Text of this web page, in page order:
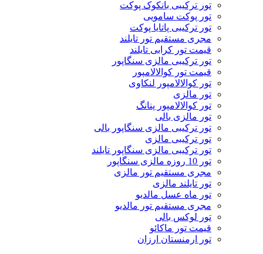
تور ترکیبی بانکوک پوکت
تور پوکت سامویی
تور ترکیبی پاتایا پوکت
مجری مستقیم تور تایلند
قیمت تور کرابی تایلند
تور ترکیبی مالزی سنگاپور
قیمت تور کوالالامپور
تور کوالالامپور لنکاوی
تور مالزی
تور کوالالامپور پنانگ
تور مالزی بالی
تور ترکیبی مالزی سنگاپور بالی
تور ترکیبی مالزی
تور ترکیبی مالزی سنگاپور تایلند
تور 10 روزه مالزی سنگاپور
مجری مستقیم تور مالزی
تور تایلند مالزی
تور ماه عسل مالدیو
مجری مستقیم تور مالدیو
تور لوکس بالی
قیمت تور ماکائو
تور ارمنستان ارزان